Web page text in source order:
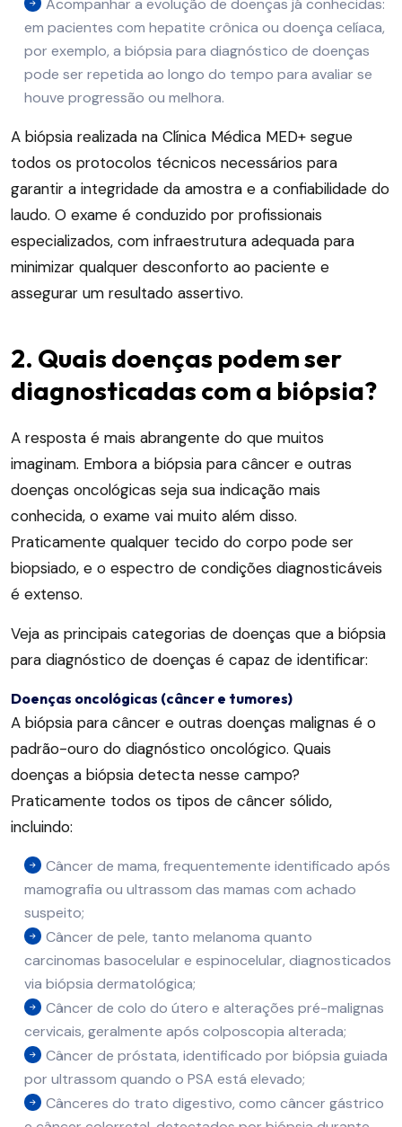
Acompanhar a evolução de doenças já conhecidas:
em pacientes com hepatite crônica ou doença celíaca,
por exemplo, a biópsia para diagnóstico de doenças
pode ser repetida ao longo do tempo para avaliar se
houve progressão ou melhora.
A biópsia realizada na Clínica Médica MED+ segue
todos os protocolos técnicos necessários para
garantir a integridade da amostra e a confiabilidade do
laudo. O exame é conduzido por profissionais
especializados, com infraestrutura adequada para
minimizar qualquer desconforto ao paciente e
assegurar um resultado assertivo.
2. Quais doenças podem ser
diagnosticadas com a biópsia?
A resposta é mais abrangente do que muitos
imaginam. Embora a biópsia para câncer e outras
doenças oncológicas seja sua indicação mais
conhecida, o exame vai muito além disso.
Praticamente qualquer tecido do corpo pode ser
biopsiado, e o espectro de condições diagnosticáveis
é extenso.
Veja as principais categorias de doenças que a biópsia
para diagnóstico de doenças é capaz de identificar:
Doenças oncológicas (câncer e tumores)
A biópsia para câncer e outras doenças malignas é o
padrão-ouro do diagnóstico oncológico. Quais
doenças a biópsia detecta nesse campo?
Praticamente todos os tipos de câncer sólido,
incluindo:
Câncer de mama, frequentemente identificado após
mamografia ou ultrassom das mamas com achado
suspeito;
Câncer de pele, tanto melanoma quanto
carcinomas basocelular e espinocelular, diagnosticados
via biópsia dermatológica;
Câncer de colo do útero e alterações pré-malignas
cervicais, geralmente após colposcopia alterada;
Câncer de próstata, identificado por biópsia guiada
por ultrassom quando o PSA está elevado;
Cânceres do trato digestivo, como câncer gástrico